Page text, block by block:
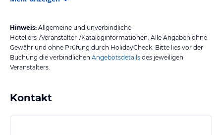
Hinweis: Allgemeine und unverbindliche
Hoteliers-/Veranstalter-/Kataloginformationen. Alle Angaben ohne
Gewähr und ohne Prüfung durch HolidayCheck. Bitte lies vor der
Buchung die verbindlichen Angebotsdetails des jeweiligen
Veranstalters.
Kontakt